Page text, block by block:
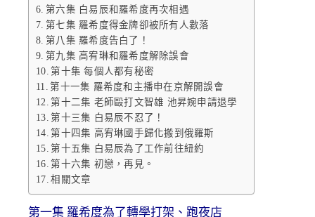
第六集 白易辰和羅希度再次相遇
第七集 羅希度得金牌卻被所有人數落
第八集 羅希度告白了！
第九集 高宥琳和羅希度解除誤會
第十集 每個人都有秘密
第十一集 羅希度和主播申在京解開誤會
第十二集 老師毆打文智雄 池昇婉申請退學
第十三集 白易辰不忍了！
第十四集 高宥琳國手歸化搬到俄羅斯
第十五集 白易辰為了工作前往紐約
第十六集 初戀，再見。
相關文章
第一集 羅希度為了轉學打架、跑夜店